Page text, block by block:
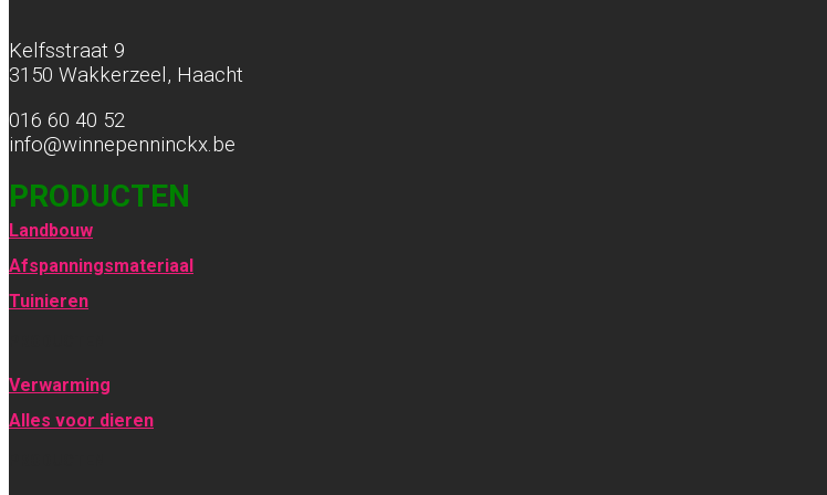
Kelfsstraat 9
3150 Wakkerzeel, Haacht
016 60 40 52
info@winnepenninckx.be
PRODUCTEN
Landbouw
Afspanningsmateriaal
Tuinieren
Verwarming
Alles voor dieren